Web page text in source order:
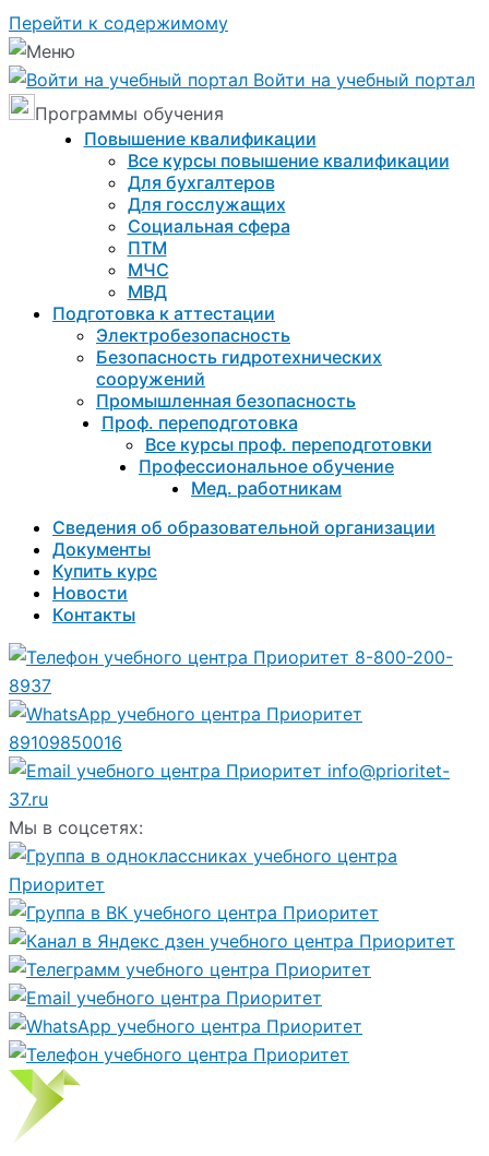
Перейти к содержимому
Войти на учебный портал
Программы обучения
Повышение квалификации
Все курсы повышение квалификации
Для бухгалтеров
Для госслужащих
Социальная сфера
ПТМ
МЧС
МВД
Подготовка к aттестации
Электробезопасность
Безопасность гидротехнических
сооружений
Промышленная безопасность
Проф. переподготовка
Все курсы проф. переподготовки
Профессиональное обучение
Мед. работникам
Сведения об образовательной организации
Документы
Купить курс
Новости
Контакты
8-800-200-
8937
89109850016
info@prioritet-
37.ru
Мы в соцсетях: